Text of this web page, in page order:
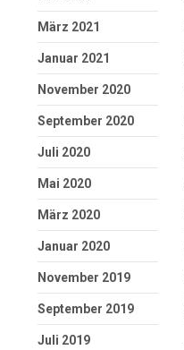
März 2021
Januar 2021
November 2020
September 2020
Juli 2020
Mai 2020
März 2020
Januar 2020
November 2019
September 2019
Juli 2019